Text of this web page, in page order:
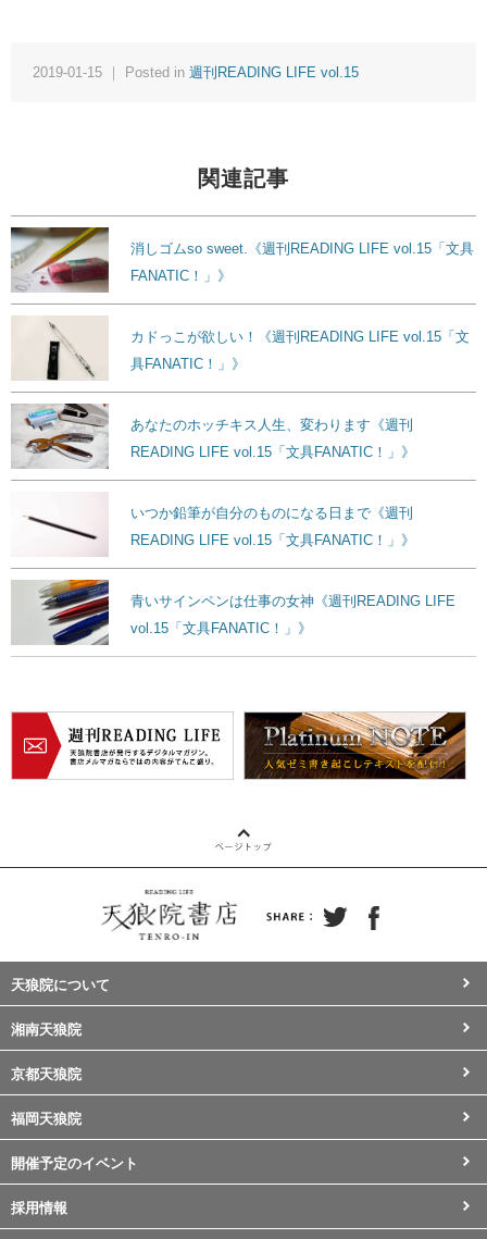
2019-01-15 ｜ Posted in 週刊READING LIFE vol.15
関連記事
消しゴムso sweet.《週刊READING LIFE vol.15「文具
FANATIC！」》
カドっこが欲しい！《週刊READING LIFE vol.15「文
具FANATIC！」》
あなたのホッチキス人生、変わります《週刊
READING LIFE vol.15「文具FANATIC！」》
いつか鉛筆が自分のものになる日まで《週刊
READING LIFE vol.15「文具FANATIC！」》
青いサインペンは仕事の女神《週刊READING LIFE
vol.15「文具FANATIC！」》
天狼院について
湘南天狼院
京都天狼院
福岡天狼院
開催予定のイベント
採用情報